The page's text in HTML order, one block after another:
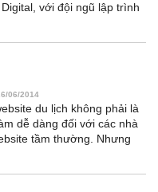
với đội ngũ lập trình
06/2014
du lịch không phải là
dễ dàng đối với các nhà
tầm thường. Nhưng